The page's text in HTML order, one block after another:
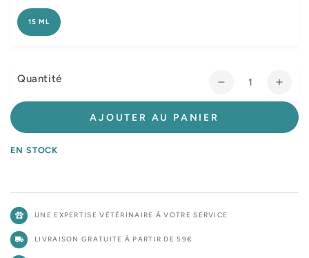
15 ML
Quantité
Réduire
la
de
chien
la
de
chien
AJOUTER AU PANIER
EN STOCK
UNE EXPERTISE VÉTÉRINAIRE À VOTRE SERVICE
LIVRAISON GRATUITE À PARTIR DE 59€